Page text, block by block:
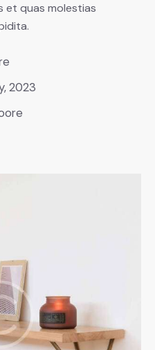
quas molestias
2023